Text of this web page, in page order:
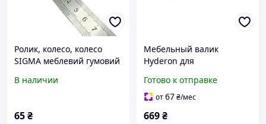
Ролик, колесо, колесо
SIGMA меблевий гумовий
поворотний з
В наличии
65₴
Мебельный валик
Hyderon для
с резиновой
амортизацией и
колесами
Готово к отправке
от67₴/мес
669₴